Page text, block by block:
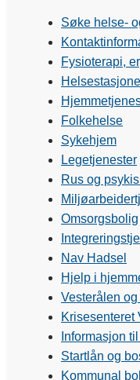
Søke helse-
Fysioterapi,
Folkehelse
Sykehjem
Legetjenester
Rus og
Omsorgsbolig
Nav Hadsel
Hjelp i
Vesterålen
Krisesenteret
Informasjon
Startlån og
Kommunal